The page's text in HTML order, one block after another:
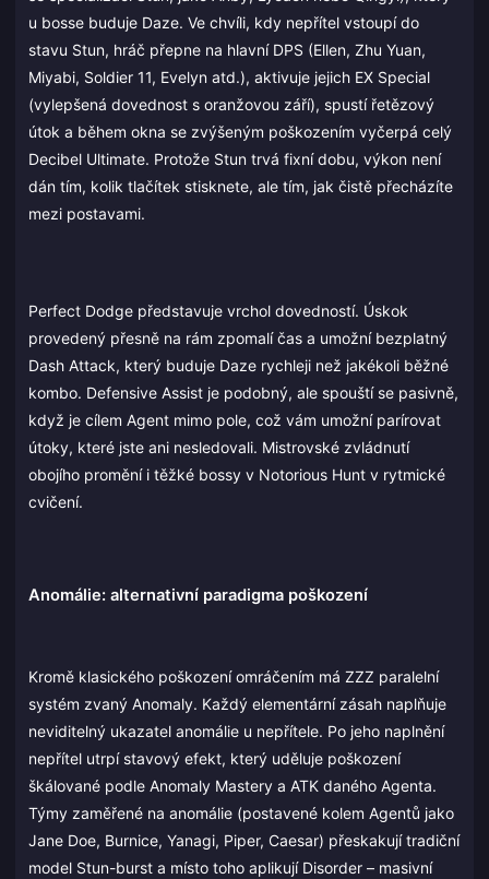
u bosse buduje Daze. Ve chvíli, kdy nepřítel vstoupí do
stavu Stun, hráč přepne na hlavní DPS (Ellen, Zhu Yuan,
Miyabi, Soldier 11, Evelyn atd.), aktivuje jejich EX Special
(vylepšená dovednost s oranžovou září), spustí řetězový
útok a během okna se zvýšeným poškozením vyčerpá celý
Decibel Ultimate. Protože Stun trvá fixní dobu, výkon není
dán tím, kolik tlačítek stisknete, ale tím, jak čistě přecházíte
mezi postavami.
Perfect Dodge představuje vrchol dovedností. Úskok
provedený přesně na rám zpomalí čas a umožní bezplatný
Dash Attack, který buduje Daze rychleji než jakékoli běžné
kombo. Defensive Assist je podobný, ale spouští se pasivně,
když je cílem Agent mimo pole, což vám umožní parírovat
útoky, které jste ani nesledovali. Mistrovské zvládnutí
obojího promění i těžké bossy v Notorious Hunt v rytmické
cvičení.
Anomálie: alternativní paradigma poškození
Kromě klasického poškození omráčením má ZZZ paralelní
systém zvaný Anomaly. Každý elementární zásah naplňuje
neviditelný ukazatel anomálie u nepřítele. Po jeho naplnění
nepřítel utrpí stavový efekt, který uděluje poškození
škálované podle Anomaly Mastery a ATK daného Agenta.
Týmy zaměřené na anomálie (postavené kolem Agentů jako
Jane Doe, Burnice, Yanagi, Piper, Caesar) přeskakují tradiční
model Stun-burst a místo toho aplikují Disorder – masivní